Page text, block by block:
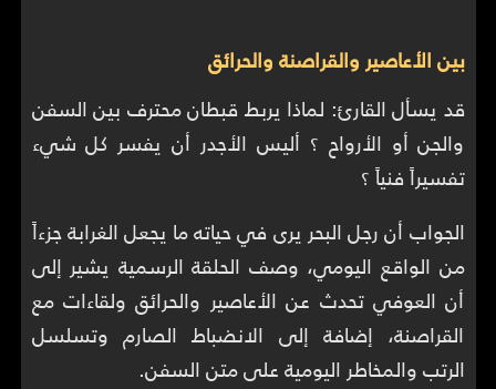
بين الأعاصير والقراصنة والحرائق
قد يسأل القارئ: لماذا يربط قبطان محترف بين السفن
والجن أو الأرواح ؟ أليس الأجدر أن يفسر كل شيء
تفسيراً فنياً ؟
الجواب أن رجل البحر يرى في حياته ما يجعل الغرابة جزءاً
من الواقع اليومي، وصف الحلقة الرسمية يشير إلى
أن العوفي تحدث عن الأعاصير والحرائق ولقاءات مع
القراصنة، إضافة إلى الانضباط الصارم وتسلسل
الرتب والمخاطر اليومية على متن السفن.